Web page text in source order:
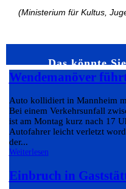
(Ministerium für Kultus,
Das könnte
Wendemanöver
Auto kollidiert in Mannheim
Bei einem Verkehrsunfall
ist am Montag kurz nach 17
Autofahrer leicht verletzt
der...
Weiterlesen
Einbruch in